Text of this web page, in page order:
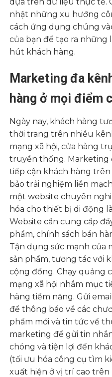
dựa trên dữ liệu thực tế.
nhật những xu hướng
cách ứng dụng chúng
của bạn để tạo ra những
hút khách hàng.
Marketing đa
hàng ở mọi điểm
Ngày nay, khách hàng
thời trang trên nhiều
mạng xã hội, cửa hàng
truyền thống. Marketing
tiếp cận khách hàng trên
bảo trải nghiệm liền
một website chuyên
hóa cho thiết bị di động
Website cần cung cấp
phẩm, chính sách bán
Tận dụng sức mạnh của
sản phẩm, tương tác với
cộng đồng. Chạy quảng
mạng xã hội nhắm mục
hàng tiềm năng. Gửi
để thông báo về các
phẩm mới và tin tức về
marketing để gửi tin
chóng và tiện lợi đến
(tối ưu hóa công cụ tìm
xuất hiện ở vị trí cao